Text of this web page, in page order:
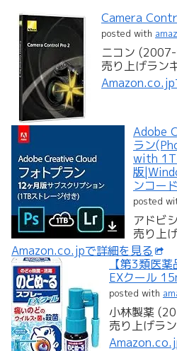
Camera
posted with
ニコン
売り上げラン
Amazon.co.jp
Adobe
ラン
with
版
ンコー
posted
アドビ
売り上
Amazon.co.jpで詳細を見る
【第3類医
EXクール
posted with
小林製薬
売り上げラ